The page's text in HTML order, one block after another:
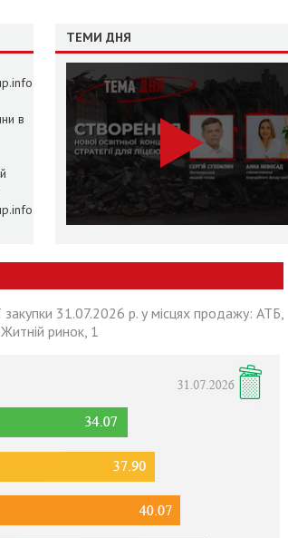
в
ТЕМИ ДНЯ
31.07.2026 р. у місцях продажу: АТБ,
ринок, 1